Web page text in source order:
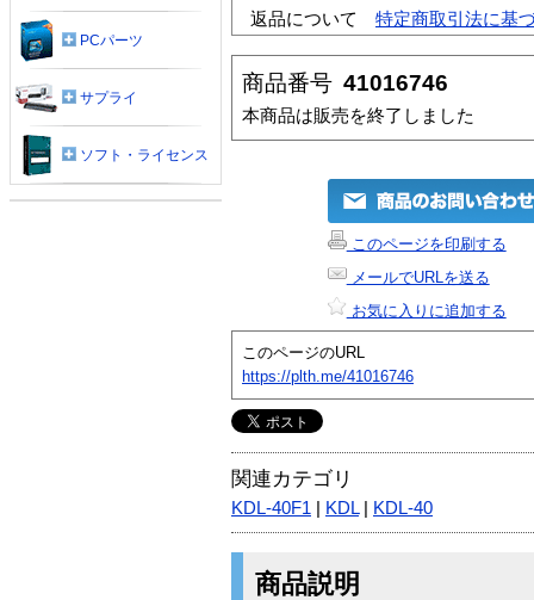
返品について
特定商取引法に基
商品番号 41016746
本商品は販売を終了しました
このページを印刷する
メールでURLを送る
お気に入りに追加する
このページのURL
https://plth.me/41016746
関連カテゴリ
KDL-40F1 KDL| KDL-40
商品説明
PCパーツ
サプライ
ソフト・ライセンス